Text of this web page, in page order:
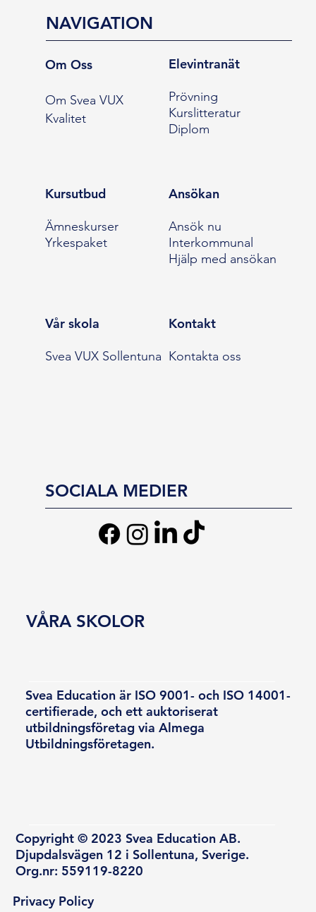
NAVIGATION
Om Oss
Om Svea VUX
Kvalitet
Elevintranät
Prövning
Kurslitteratur
Diplom
Kursutbud
Ämneskurser
Yrkespaket
Ansökan
Ansök nu
Interkommunal
Hjälp med ansökan
Vår skola
Svea VUX Sollentuna
Kontakt
Kontakta oss
SOCIALA MEDIER
Svea Education är ISO 9001- och ISO 14001-
certifierade, och ett auktoriserat
utbildningsföretag via Almega
Utbildningsföretagen.
Copyright © 2023 Svea Education AB.
Djupdalsvägen 12 i Sollentuna, Sverige.
Org.nr: 559119-8220
VÅRA SKOLOR
Privacy Policy